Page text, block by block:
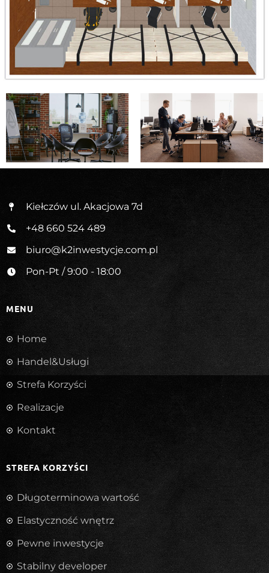
Kiełczów ul. Akacjowa 7d
+48 660 524 489
biuro@k2inwestycje.com.pl
Pon-Pt / 9:00 - 18:00
MENU
Home
Handel&Usługi
Strefa Korzyści
Realizacje
Kontakt
STREFA KORZYŚCI
Długoterminowa wartość
Elastyczność wnętrz
Pewne inwestycje
Stabilny developer